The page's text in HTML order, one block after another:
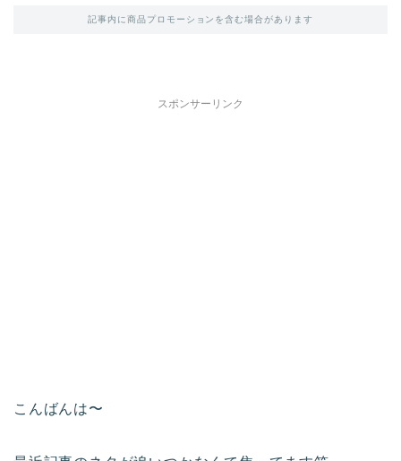
記事内に商品プロモーションを含む場合があります
スポンサーリンク
こんばんは〜